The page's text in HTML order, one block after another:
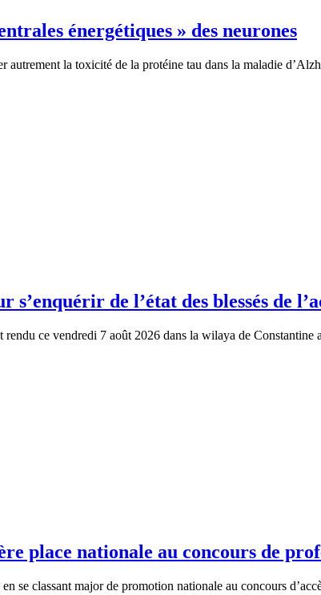
énergétiques » des neurones
la toxicité de la protéine tau dans la maladie
de l’état des blessés de
ce vendredi 7 août 2026 dans la wilaya de Constantine